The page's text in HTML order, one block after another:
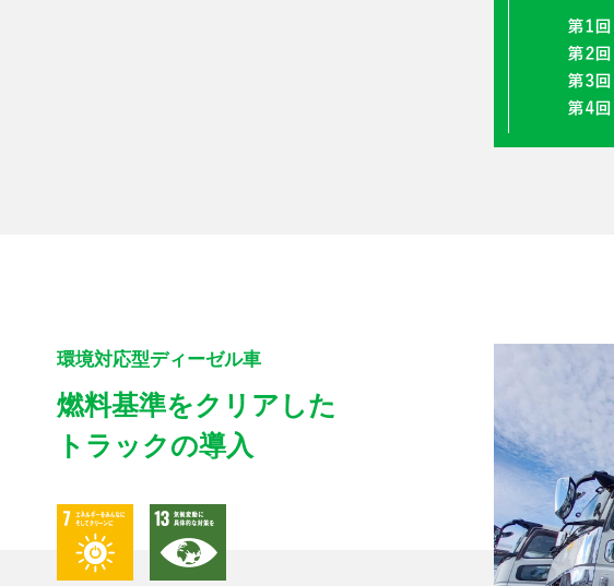
環境対応型ディーゼル車
燃料基準をクリアした
トラックの導入